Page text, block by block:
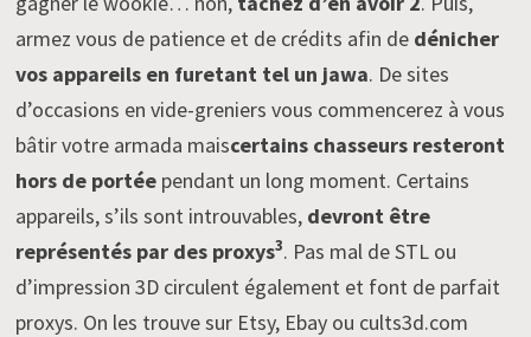
armez vous de patience et de crédits afin de dénicher
vos appareils en furetant tel un jawa. De sites
d’occasions en vide-greniers vous commencerez à vous
bâtir votre armada maiscertains chasseurs resteront
hors de portée pendant un long moment. Certains
appareils, s’ils sont introuvables, devront être
représentés par des proxys3. Pas mal de STL ou
d’impression 3D circulent également et font de parfait
proxys. On les trouve sur Etsy, Ebay ou cults3d.com